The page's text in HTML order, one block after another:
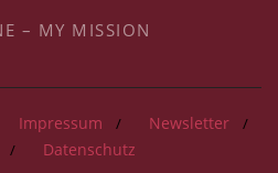
– MY MISSION
Impressum
Newsletter
Datenschutz